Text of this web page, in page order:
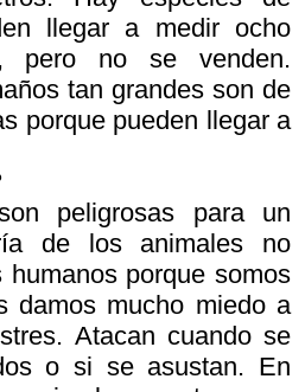
llegar a medir ocho
pero no se venden.
tan grandes son de
porque pueden llegar a
peligrosas para un
de los animales no
porque somos
damos mucho miedo a
Atacan cuando se
o si se asustan. En